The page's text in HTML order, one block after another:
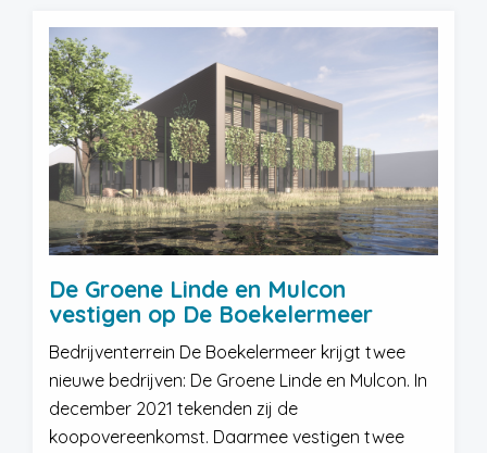
De Groene Linde en Mulcon
vestigen op De Boekelermeer
Bedrijventerrein De Boekelermeer krijgt twee
nieuwe bedrijven: De Groene Linde en Mulcon. In
december 2021 tekenden zij de
koopovereenkomst. Daarmee vestigen twee